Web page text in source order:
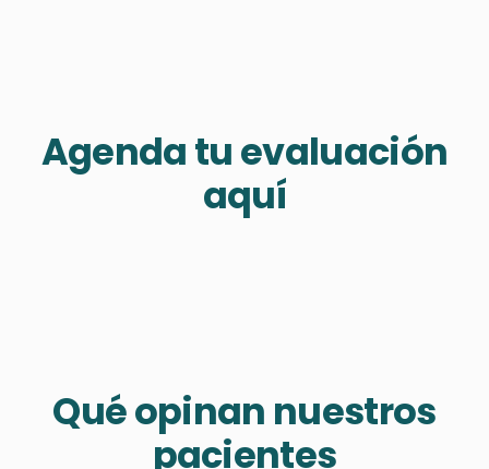
Agenda tu evaluación
aquí
Qué opinan nuestros
pacientes